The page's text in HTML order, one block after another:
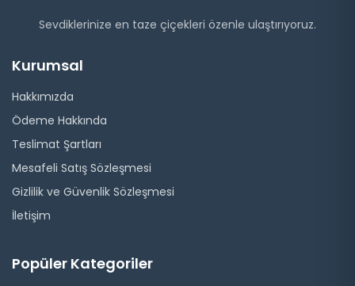
Sevdiklerinize en taze çiçekleri özenle ulaştırıyoruz.
Kurumsal
Hakkımızda
Ödeme Hakkında
Teslimat Şartları
Mesafeli Satış Sözleşmesi
Gizlilik ve Güvenlik Sözleşmesi
İletişim
Popüler Kategoriler